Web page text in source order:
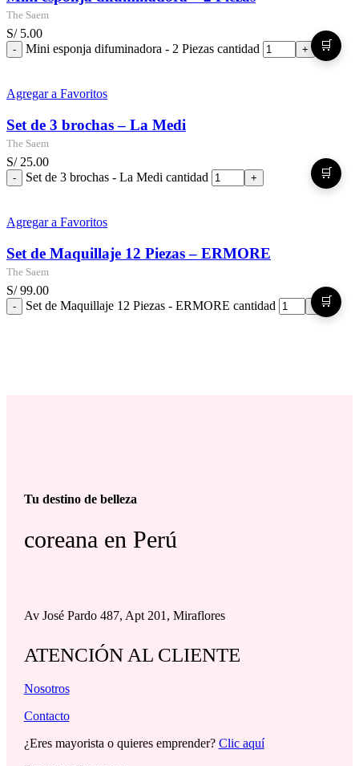
The Saem
S/5.00
Mini esponja difuminadora - 2 Piezas cantidad
🛒
Agregar a Favoritos
Set de 3 brochas – La Medi
The Saem
S/25.00
Set de 3 brochas - La Medi cantidad
🛒
Agregar a Favoritos
Set de Maquillaje 12 Piezas – ERMORE
The Saem
S/99.00
Set de Maquillaje 12 Piezas - ERMORE cantidad
🛒
Tu destino de belleza
coreana en Perú
Av José Pardo 487, Apt 201, Miraflores
ATENCIÓN AL CLIENTE
Nosotros
Contacto
¿Eres mayorista o quieres emprender? Clic aquí